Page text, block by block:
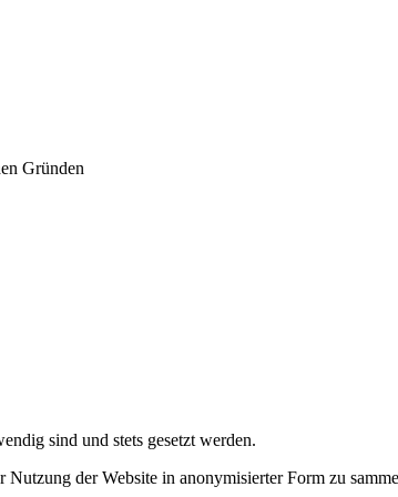
Gründen
sind und stets gesetzt werden.
der Website in anonymisierter Form zu